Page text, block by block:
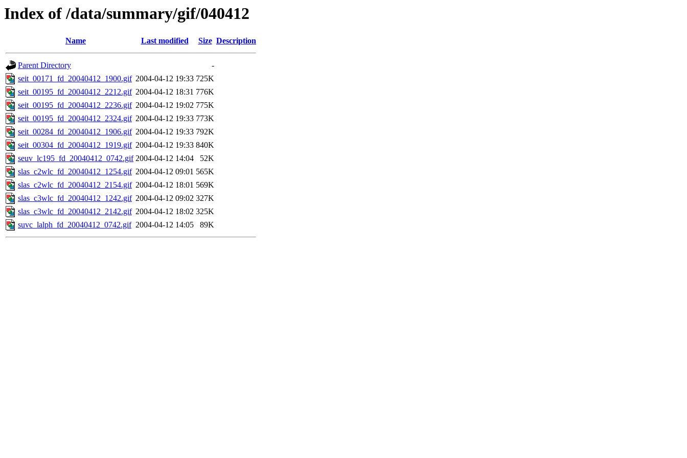
Index of /data/summary/gif/040412
Name Last modified Size Description
Parent Directory
-
seit_00171_fd_20040412_1900.gif 2004-04-12 19:33 725K
seit_00195_fd_20040412_2212.gif 2004-04-12 18:31 776K
seit_00195_fd_20040412_2236.gif 2004-04-12 19:02 775K
seit_00195_fd_20040412_2324.gif 2004-04-12 19:33 773K
seit_00284_fd_20040412_1906.gif 2004-04-12 19:33 792K
seit_00304_fd_20040412_1919.gif 2004-04-12 19:33 840K
seuv_lc195_fd_20040412_0742.gif 2004-04-12 14:04
52K
slas_c2wlc_fd_20040412_1254.gif 2004-04-12 09:01 565K
slas_c2wlc_fd_20040412_2154.gif 2004-04-12 18:01 569K
slas_c3wlc_fd_20040412_1242.gif 2004-04-12 09:02 327K
slas_c3wlc_fd_20040412_2142.gif 2004-04-12 18:02 325K
suvc_lalph_fd_20040412_0742.gif 2004-04-12 14:05 89K